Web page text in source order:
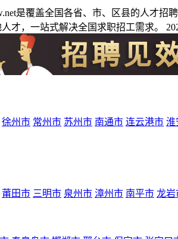
是覆盖全国各省、市、区县的人才
才，一站式解决全国求职招工需求。
徐州市 常州市 苏州市 南通市 连云港市 淮
莆田市 三明市 泉州市 漳州市 南平市 龙岩